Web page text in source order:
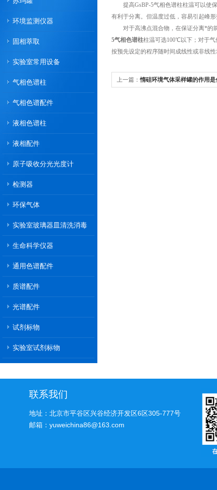
环境监测仪器
固相萃取
实验室常用设备
气相色谱柱
气相色谱配件
液相色谱柱
液相配件
原子吸收分光光度计
检测器
环保气体
实验室玻璃器皿清洗消毒
生命科学仪器
通用色谱配件
质谱配件
光谱配件
试剂标物
实验室试剂标物
提高GsBP-5气相色谱柱柱温可以使保
有利于分离。但温度过低，容易引起峰
对于高沸点混合物，在保证分离*的前
5气相色谱柱柱温可选100℃以下；对于
按预先设定的程序随时间成线性或非线
上一篇：惰硅环境气体采样罐的作用是
联系我们
地址：北京市平谷区兴谷经济开发区6区305-777号
邮箱：yuweichina86@163.com